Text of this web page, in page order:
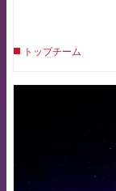
トップチーム